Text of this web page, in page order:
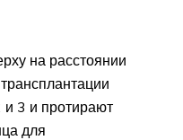
на расстоянии
3 и протирают
для